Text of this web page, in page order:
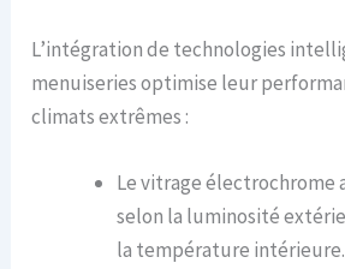
L’intégration de technologies
menuiseries optimise leur
climats extrêmes :
Le vitrage électrochrome
selon la luminosité
la température intérieure.